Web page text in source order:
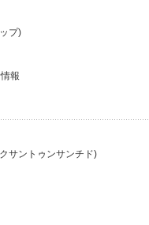
プ)
報
サントゥンサンチド)